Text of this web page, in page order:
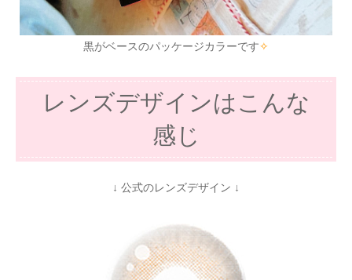
黒がベースのパッケージカラーです✧
レンズデザインはこんな
感じ
↓ 公式のレンズデザイン ↓